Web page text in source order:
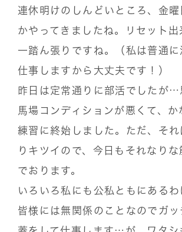
連休明けのしんどいところ、金曜
かやってきましたね。リセット出
一踏ん張りですね。（私は普通に
仕事しますから大丈夫です！）
昨日は定常通りに部活でしたが…
馬場コンディションが悪くて、か
練習に終始しました。ただ、それ
りキツイので、今日もそれなり
でおります。
いろいろ私にも公私ともにあるわ
皆様には無関係のことなのでガッ